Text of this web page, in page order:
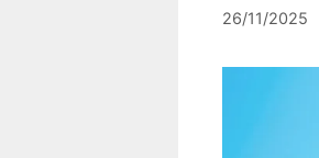
26/11/2025